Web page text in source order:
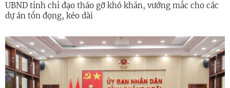
UBND tỉnh chỉ đạo tháo gỡ khó khăn, vướng mắc cho các
dự án tồn đọng, kéo dài